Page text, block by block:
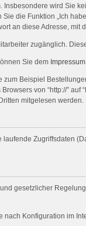
wird Sie
die Funktion „Ich
an diese Adresse, mit
zugänglich.
Sie dem Impressum
Beispiel
von “http://”
mitgelesen werden.
Zugriffsdaten
gesetzlicher
Konfiguration im